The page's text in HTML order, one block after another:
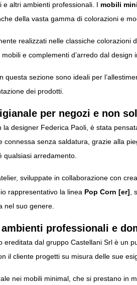
e altri ambienti professionali. I mobili
della vasta gamma di colorazioni e
realizzati nelle classiche
e complementi d’arredo dal
questa sezione sono ideali per
dei prodotti.
per negozi e non
la designer Federica Paoli, è stata
senza saldatura, grazie alla
arredamento.
sviluppate in collaborazione con
rappresentativo la linea Pop Corn [er]
nel suo genere.
professionali e
ereditata dal gruppo Castellani Srl è un
il cliente progetti su misura delle sue
nei mobili minimal, che si prestano